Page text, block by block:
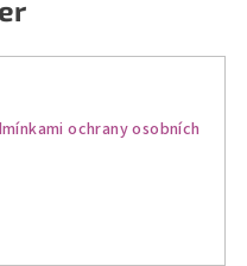
ochrany osobních